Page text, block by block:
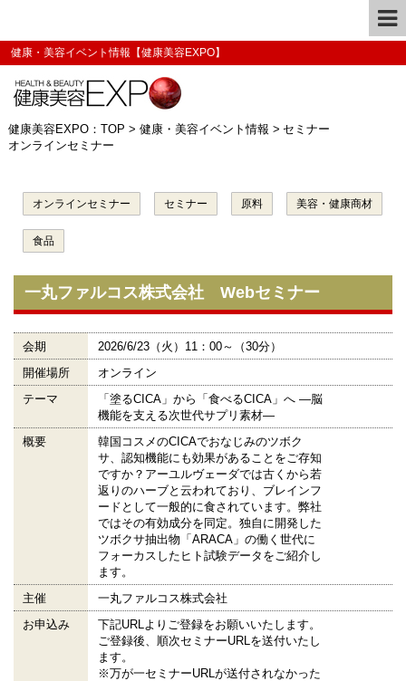
健康・美容イベント情報【健康美容EXPO】
健康美容EXPO：TOP > 健康・美容イベント情報 > セミナー
オンラインセミナー
オンラインセミナー セミナー 原料 美容・健康商材
食品
一丸ファルコス株式会社 Webセミナー
会期
2026/6/23（火）11：00～（30分）
開催場所
オンライン
テーマ
「塗るCICA」から「食べるCICA」へ ―脳
機能を支える次世代サプリ素材―
概要
韓国コスメのCICAでおなじみのツボク
サ、認知機能にも効果があることをご存知
ですか？アーユルヴェーダでは古くから若
返りのハーブと云われており、ブレインフ
ードとして一般的に食されています。弊社
ではその有効成分を同定。独自に開発した
ツボクサ抽出物「ARACA」の働く世代に
フォーカスしたヒト試験データをご紹介し
ます。
主催
一丸ファルコス株式会社
お申込み
下記URLよりご登録をお願いいたします。
ご登録後、順次セミナーURLを送付いたし
ます。
※万が一セミナーURLが送付されなかった